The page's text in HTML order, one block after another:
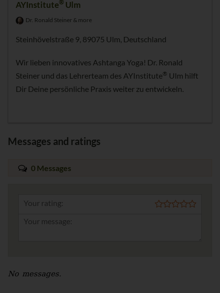
AYInstitute® Ulm
Dr. Ronald Steiner & more
Steinhövelstraße 9, 89075 Ulm, Deutschland
Wir lieben innovatives Ashtanga Yoga! Dr. Ronald
Steiner und das Lehrerteam des AYInstitute® Ulm hilft
Dir Deine persönliche Praxis weiter zu entwickeln.
Messages and ratings
0 Messages
Your rating:
No messages.